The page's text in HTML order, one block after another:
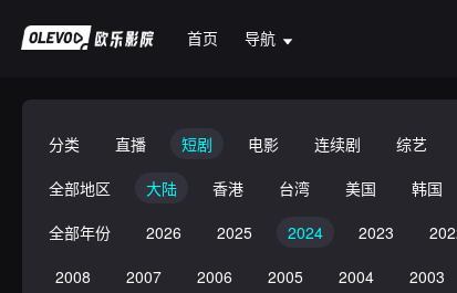
首页 导航
分类 直播 短剧 电影 连续剧 综艺
全部地区
大陆 香港 台湾 美国 韩国
全部年份
2026 2025 2024 2023
2008
2007 2006 2005 2004 2003